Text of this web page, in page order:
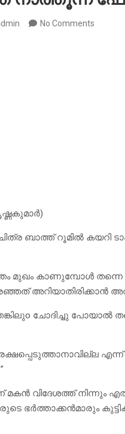
No Comments
ബാത്ത് റൂമിൽ കയറി
മുഖം കാണുമ്പോൾ തന്നെ
അറിയാതിരിക്കാൻ
ചോദിച്ചു പോയാൽ
മകൻ വിദേശത്ത് നിന്നും
ഭർത്താക്കൻമാരും